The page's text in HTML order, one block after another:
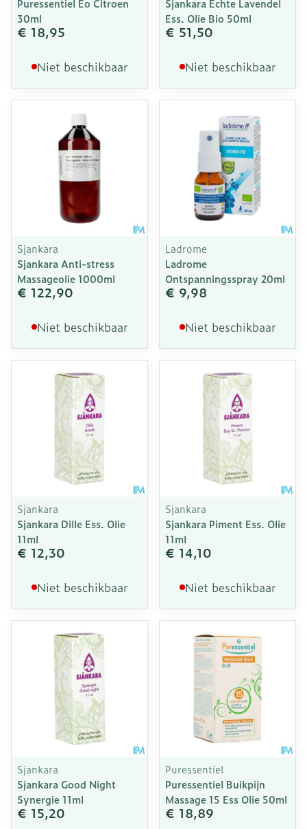
Puressentiel Eo Citroen
30ml
€ 18,95
Niet beschikbaar
Sjankara Echte Lavendel
Ess. Olie Bio 50ml
€ 51,50
Niet beschikbaar
Sjankara
Sjankara Anti-stress
Massageolie 1000ml
€ 122,90
Niet beschikbaar
Ladrome
Ladrome
Ontspanningsspray 20ml
€ 9,98
Niet beschikbaar
Sjankara
Sjankara Dille Ess. Olie
11ml
€ 12,30
Niet beschikbaar
Sjankara
Sjankara Piment Ess. Olie
11ml
€ 14,10
Niet beschikbaar
Sjankara
Sjankara Good Night
Synergie 11ml
€ 15,20
Puressentiel
Puressentiel Buikpijn
Massage 15 Ess Olie 50ml
€ 18,89